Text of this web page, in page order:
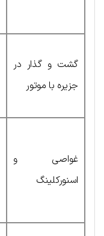
گشت و گذار در
جزیره با موتور
غواصی و
اسنورکلینگ